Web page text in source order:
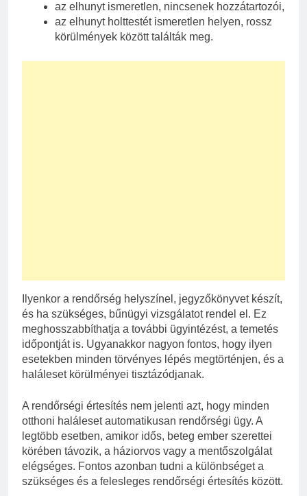
az elhunyt ismeretlen, nincsenek hozzátartozói,
az elhunyt holttestét ismeretlen helyen, rossz
körülmények között találták meg.
Ilyenkor a rendőrség helyszínel, jegyzőkönyvet készít,
és ha szükséges, bűnügyi vizsgálatot rendel el. Ez
meghosszabbíthatja a további ügyintézést, a temetés
időpontját is. Ugyanakkor nagyon fontos, hogy ilyen
esetekben minden törvényes lépés megtörténjen, és a
haláleset körülményei tisztázódjanak.
A rendőrségi értesítés nem jelenti azt, hogy minden
otthoni haláleset automatikusan rendőrségi ügy. A
legtöbb esetben, amikor idős, beteg ember szerettei
körében távozik, a háziorvos vagy a mentőszolgálat
elégséges. Fontos azonban tudni a különbséget a
szükséges és a felesleges rendőrségi értesítés között.